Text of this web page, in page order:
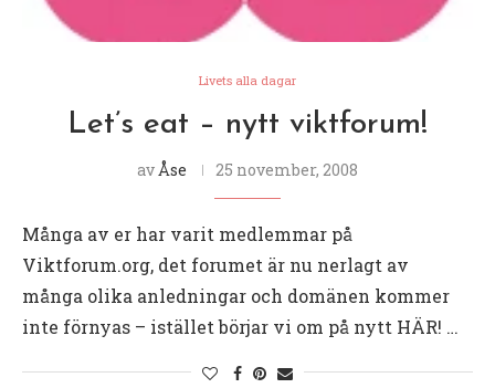
Livets alla dagar
Let’s eat – nytt viktforum!
av Åse 25 november, 2008
Många av er har varit medlemmar på
Viktforum.org, det forumet är nu nerlagt av
många olika anledningar och domänen kommer
inte förnyas – istället börjar vi om på nytt HÄR! …